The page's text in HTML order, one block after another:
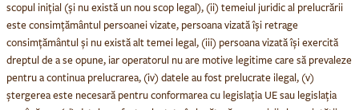
scopul inițial (și nu există un nou scop legal), (ii) temeiul juridic al prelucrării
este consimțământul persoanei vizate, persoana vizată își retrage
consimțământul și nu există alt temei legal, (iii) persoana vizată își exercită
dreptul de a se opune, iar operatorul nu are motive legitime care să prevaleze
pentru a continua prelucrarea, (iv) datele au fost prelucrate ilegal, (v)
ștergerea este necesară pentru conformarea cu legislația UE sau legislația